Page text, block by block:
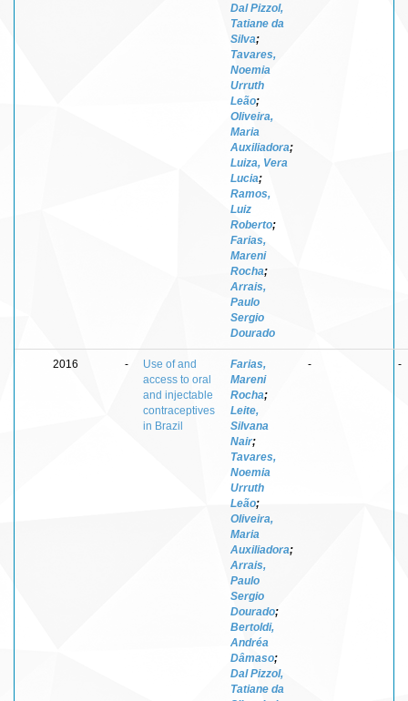
Dal Pizzol,
Tatiane da
Silva;
Tavares,
Noemia
Urruth
Leão;
Oliveira,
Maria
Auxiliadora;
Luiza, Vera
Lucia;
Ramos,
Luiz
Roberto;
Farias,
Mareni
Rocha;
Arrais,
Paulo
Sergio
Dourado
2016 -
Use of and
access to oral
and injectable
contraceptives
in Brazil
Farias,
Mareni
Rocha;
Leite,
Silvana
Nair;
Tavares,
Noemia
Urruth
Leão;
Oliveira,
Maria
Auxiliadora;
Arrais,
Paulo
Sergio
Dourado;
Bertoldi,
Andréa
Dâmaso;
Dal Pizzol,
Tatiane da
- -